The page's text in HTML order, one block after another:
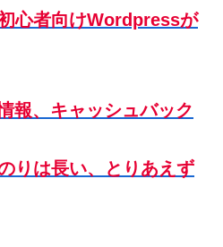
心者向けWordpressが
報、キャッシュバック
りは長い、とりあえず